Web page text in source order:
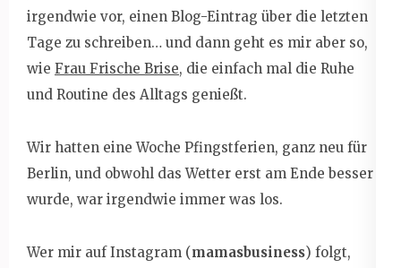
irgendwie vor, einen Blog-Eintrag über die letzten
Tage zu schreiben… und dann geht es mir aber so,
wie Frau Frische Brise, die einfach mal die Ruhe
und Routine des Alltags genießt.
Wir hatten eine Woche Pfingstferien, ganz neu für
Berlin, und obwohl das Wetter erst am Ende besser
wurde, war irgendwie immer was los.
Wer mir auf Instagram (mamasbusiness) folgt,